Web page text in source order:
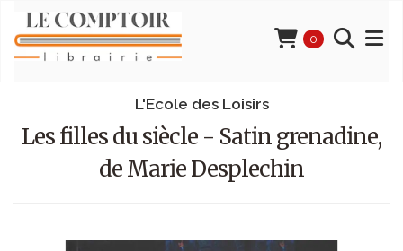
0
L'Ecole des Loisirs
Les filles du siècle - Satin grenadine,
de Marie Desplechin